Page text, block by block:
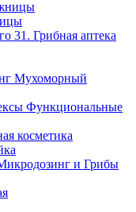
31. Грибная аптека
Мухоморный
Функциональные
косметика
и Грибы